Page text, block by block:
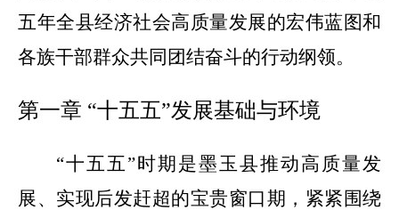
五年全县经济社会高质量发展的宏伟蓝图和
各族干部群众共同团结奋斗的行动纲领。
第一章 “十五五”发展基础与环境
“十五五”时期是墨玉县推动高质量发
展、实现后发赶超的宝贵窗口期，紧紧围绕